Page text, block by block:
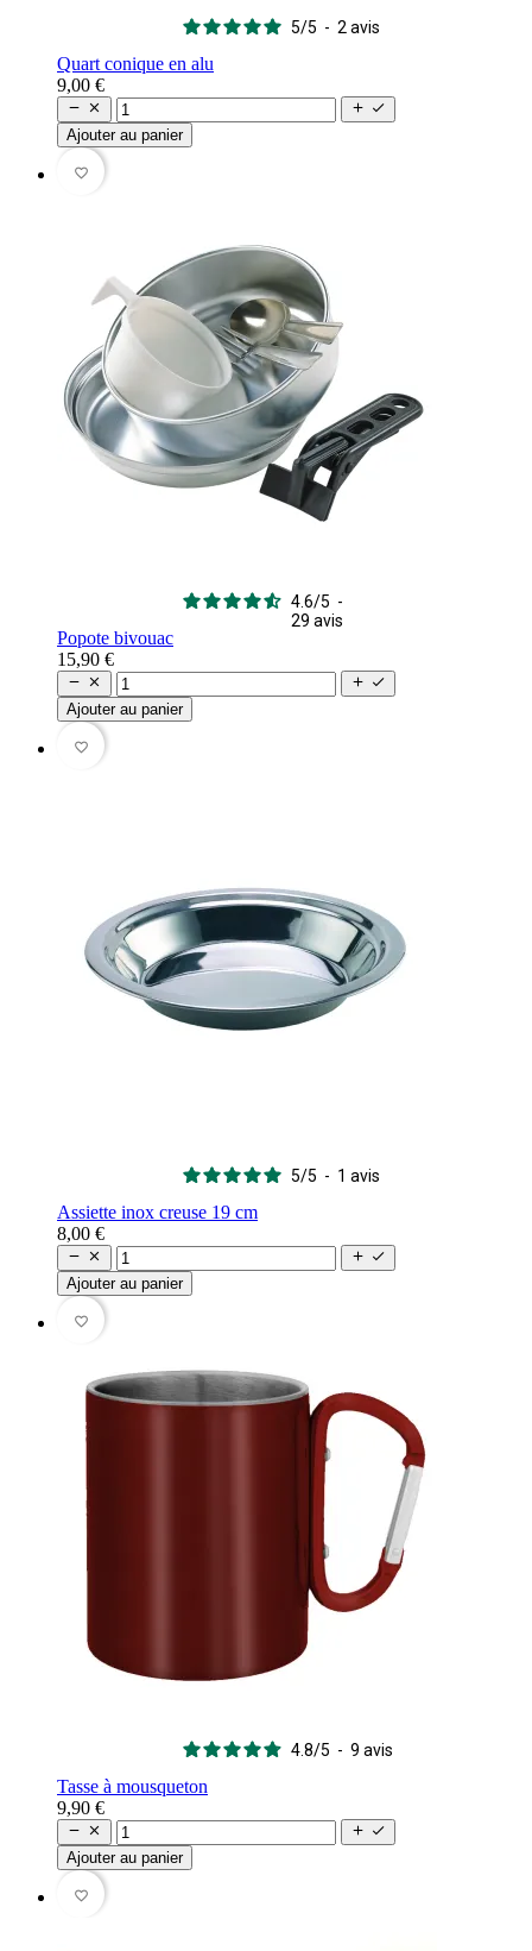
5/5 - 2avis
Quart conique en alu
9,00 €
   
Ajouter au panier
favorite_border
4.6/5 -
29 avis
Popote bivouac
15,90 €
   
Ajouter au panier
favorite_border
5/5 - 1 avis
Assiette inox creuse 19 cm
8,00 €
   
Ajouter au panier
favorite_border
4.8/5 - 9 avis
Tasse à mousqueton
9,90 €
   
Ajouter au panier
favorite_border